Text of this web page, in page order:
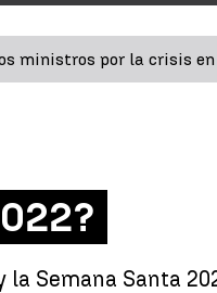
ministros por la crisis
Semana Santa